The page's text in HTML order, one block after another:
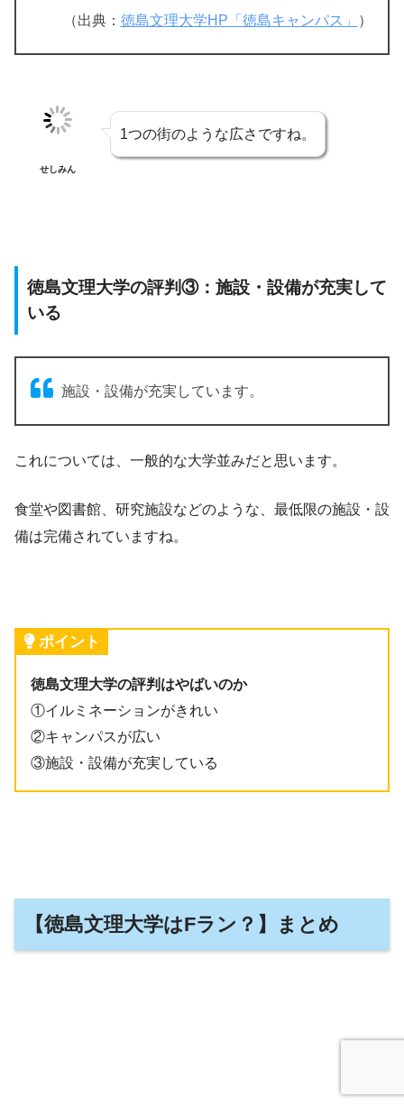
（出典： 徳島文理大学HP「徳島キャンパス」 ）
せしみん
1つの街のような広さですね。
徳島文理大学の評判③：施設・設備が充実して
いる
施設・設備が充実しています。
これについては、一般的な大学並みだと思います。
食堂や図書館、研究施設などのような、最低限の施設・設
備は完備されていますね。
ポイント
徳島文理大学の評判はやばいのか
①イルミネーションがきれい
②キャンパスが広い
③施設・設備が充実している
【徳島文理大学はFラン？】まとめ